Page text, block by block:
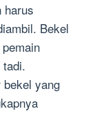
harus
Bekel
bekel yang